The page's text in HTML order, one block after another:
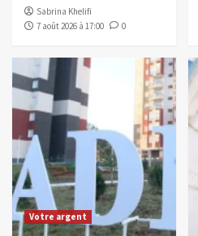
Sabrina Khelifi
7 août 2026 à 17:00
0
Votre argent